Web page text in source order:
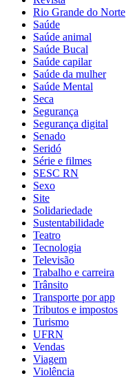
Rio Grande do Norte
Saúde
Saúde animal
Saúde Bucal
Saúde capilar
Saúde da mulher
Saúde Mental
Seca
Segurança
Segurança digital
Senado
Seridó
Série e filmes
SESC RN
Sexo
Site
Solidariedade
Sustentabilidade
Teatro
Tecnologia
Televisão
Trabalho e carreira
Trânsito
Transporte por app
Tributos e impostos
Turismo
UFRN
Vendas
Viagem
Violência